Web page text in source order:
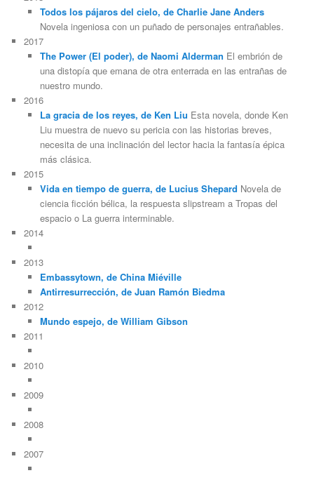
Todos los pájaros del cielo, de Charlie Jane Anders
Novela ingeniosa con un puñado de personajes entrañables.
2017
The Power (El poder), de Naomi Alderman El embrión de
una distopía que emana de otra enterrada en las entrañas de
nuestro mundo.
2016
La gracia de los reyes, de Ken Liu Esta novela, donde Ken
Liu muestra de nuevo su pericia con las historias breves,
necesita de una inclinación del lector hacia la fantasía épica
más clásica.
2015
Vida en tiempo de guerra, de Lucius Shepard Novela de
ciencia ficción bélica, la respuesta slipstream a Tropas del
espacio o La guerra interminable.
2014
2013
Embassytown, de China Miéville
Antirresurrección, de Juan Ramón Biedma
2012
Mundo espejo, de William Gibson
2011
2010
2009
2008
2007